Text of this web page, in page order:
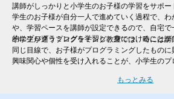
講師がしっかりと小学生のお子様の学習をサポ
学生のお子様が自分一人で進めていく過程で、わ
や、学習ペースを講師が設定できるので、自宅
的にプログラミングを学習し、身につけることが
小学生が通うプログラミング教室では、時には
同じ目線で、お子様がプログラミングしたもの
興味関心や個性を受け入れることが、小学生のプ
度に合わせた個別指導を行う「QUREOプログラ
もっとみる